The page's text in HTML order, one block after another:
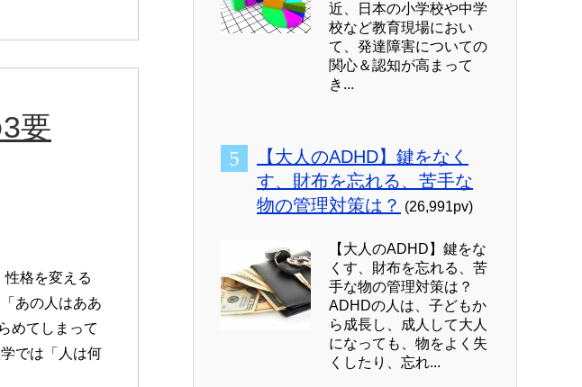
要
性格を変える
あの人はああ
めてしまって
では「人は何
近、日本の小学校や中学
校など教育現場におい
て、発達障害についての
関心＆認知が高まって
き...
【大人のADHD】鍵をなく
す、財布を忘れる、苦手な
物の管理対策は？ (26,991pv)
【大人のADHD】鍵をな
くす、財布を忘れる、苦
手な物の管理対策は？
ADHDの人は、子どもか
ら成長し、成人して大人
になっても、物をよく失
くしたり、忘れ...